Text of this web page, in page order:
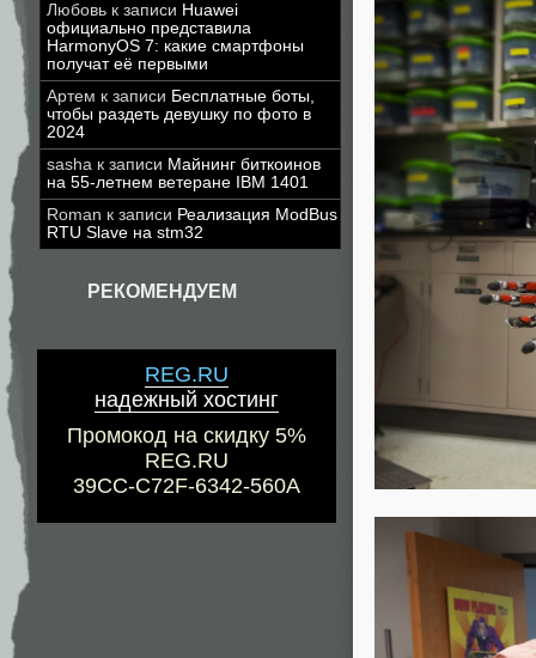
Любовь к записи Huawei
официально представила
HarmonyOS 7: какие смартфоны
получат её первыми
Артем к записи Бесплатные боты,
чтобы раздеть девушку по фото в
2024
sasha к записи Майнинг биткоинов
на 55-летнем ветеране IBM 1401
Roman к записи Реализация ModBus
RTU Slave на stm32
РЕКОМЕНДУЕМ
REG.RU
надежный хостинг
Промокод на скидку 5%
REG.RU
39CC-C72F-6342-560A